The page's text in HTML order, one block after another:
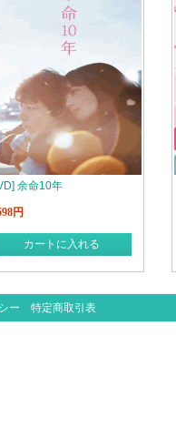
余命10年
円
カートに入れる
ー 特定商取引表